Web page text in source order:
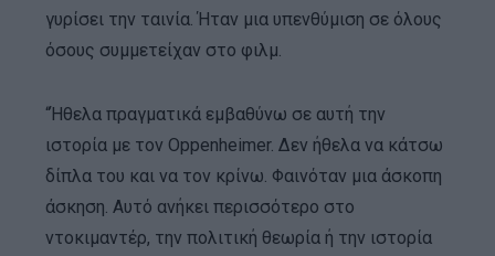
γυρίσει την ταινία. Ήταν μια υπενθύμιση σε όλους
όσους συμμετείχαν στο φιλμ.
“Ήθελα πραγματικά εμβαθύνω σε αυτή την
ιστορία με τον Oppenheimer. Δεν ήθελα να κάτσω
δίπλα του και να τον κρίνω. Φαινόταν μια άσκοπη
άσκηση. Αυτό ανήκει περισσότερο στο
ντοκιμαντέρ, την πολιτική θεωρία ή την ιστορία